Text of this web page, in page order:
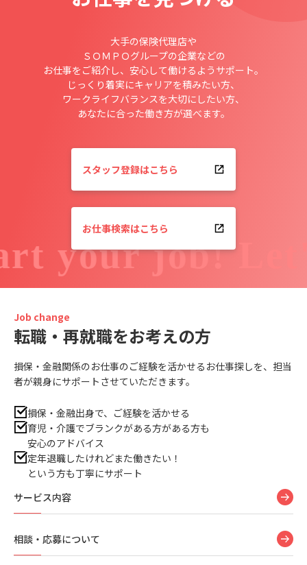
大手の保険代理店や
ＳＯＭＰＯグループの企業などの
お仕事をご紹介し、安心して働けるようサポート。
じっくり着実にキャリアを積みたい方、
ワークライフバランスを大切にしたい方、
あなたに合った働き方が選べます。
スタッフ登録はこちら
お仕事検索はこちら
your job!
Job change
転職・再就職をお考えの方
損保・金融関係のお仕事のご経験を活かせるお仕事探しを、担当
者が親身にサポートさせていただきます。
損保・金融出身で、ご経験を活かせる
育児・介護でブランクがある方がある方も
安心のアドバイス
定年退職したけれどまた働きたい！
という方も丁寧にサポート
サービス内容
相談・応募について